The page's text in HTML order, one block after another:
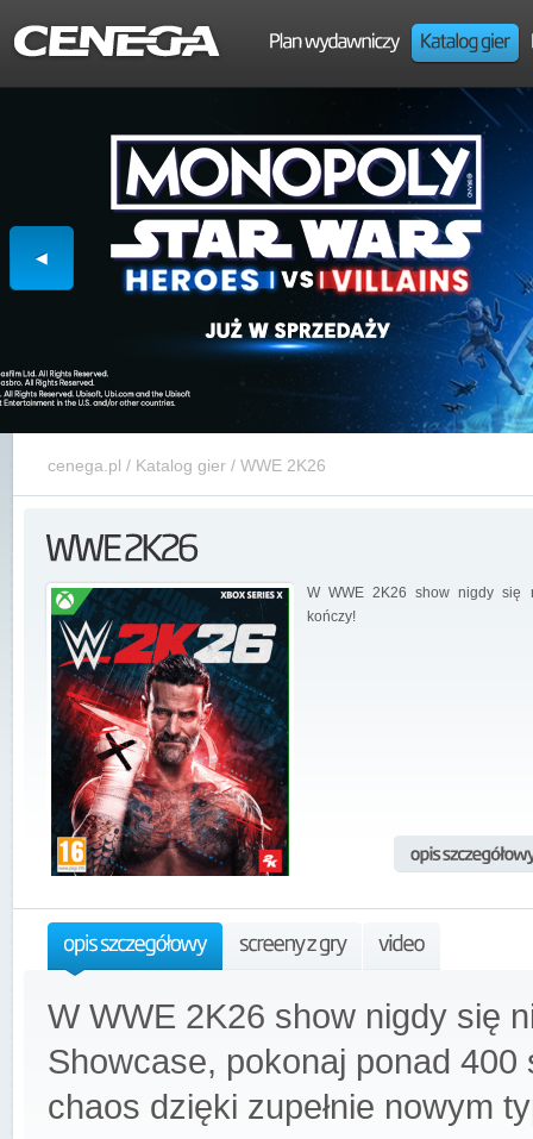
cenega.pl / Katalog gier/ WWE 2K26
W WWE 2K26 show nigdy się
kończy!
W WWE 2K26 show nigdy się
Showcase, pokonaj ponad 400
chaos dzięki zupełnie nowym